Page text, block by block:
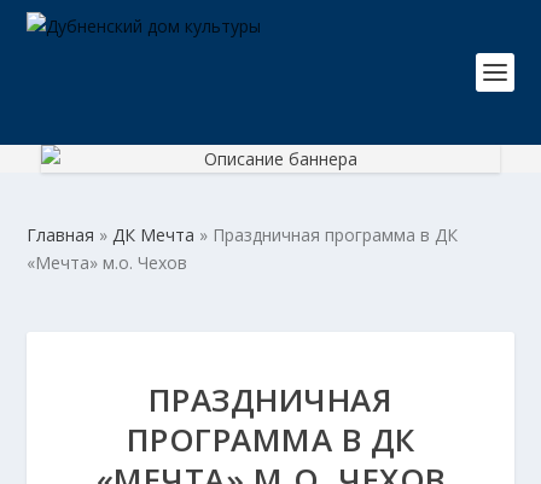
Главная »ДК Мечта » Праздничная программа в ДК
«Мечта» м.о. Чехов
ПРАЗДНИЧНАЯ
ПРОГРАММА В ДК